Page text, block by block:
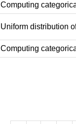
Computing
Uniform distribution
Computing